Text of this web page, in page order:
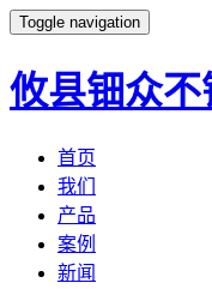
Toggle navigation
攸县钿众不
首页
我们
产品
案例
新闻